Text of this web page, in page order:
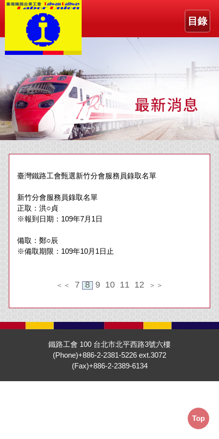
目錄
臺灣鐵路工會 甄選新竹分會服務員 錄取名單
新竹分會服務員 錄取名單
正取：洪○貞
※報到日期：109年7月1日
備取：鄭○辰
※備取期限：109年10月1日止
＜＜ 7 89 10 11 12 ＞＞
鐵路工會 100 台北市北平西路3號六樓
(Phone)+886-2-2381-5226 ext.3072
(Fax)+886-2-2389-6134
Top